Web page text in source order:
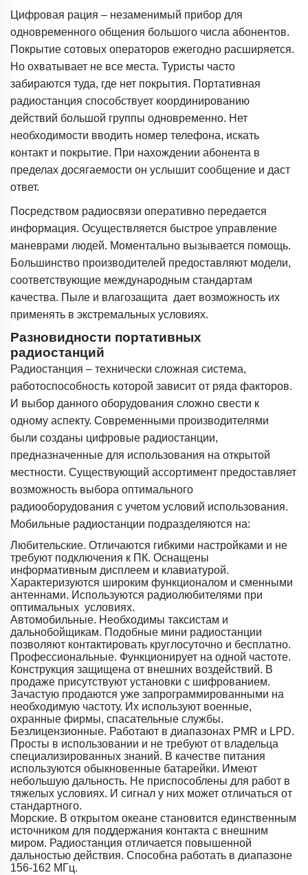
Цифровая рация – незаменимый прибор для
одновременного общения большого числа абонентов.
Покрытие сотовых операторов ежегодно расширяется.
Но охватывает не все места. Туристы часто
забираются туда, где нет покрытия. Портативная
радиостанция способствует координированию
действий большой группы одновременно. Нет
необходимости вводить номер телефона, искать
контакт и покрытие. При нахождении абонента в
пределах досягаемости он услышит сообщение и даст
ответ.
Посредством радиосвязи оперативно передается
информация. Осуществляется быстрое управление
маневрами людей. Моментально вызывается помощь.
Большинство производителей предоставляют модели,
соответствующие международным стандартам
качества. Пыле и влагозащита дает возможность их
применять в экстремальных условиях.
Разновидности портативных
радиостанций
Радиостанция – технически сложная система,
работоспособность которой зависит от ряда факторов.
И выбор данного оборудования сложно свести к
одному аспекту. Современными производителями
были созданы цифровые радиостанции,
предназначенные для использования на открытой
местности. Существующий ассортимент предоставляет
возможность выбора оптимального
радиооборудования с учетом условий использования.
Мобильные радиостанции подразделяются на:
Любительские. Отличаются гибкими настройками и не
требуют подключения к ПК. Оснащены
информативным дисплеем и клавиатурой.
Характеризуются широким функционалом и сменными
антеннами. Используются радиолюбителями при
оптимальных условиях.
Автомобильные. Необходимы таксистам и
дальнобойщикам. Подобные мини радиостанции
позволяют контактировать круглосуточно и бесплатно.
Профессиональные. Функционирует на одной частоте.
Конструкция защищена от внешних воздействий. В
продаже присутствуют установки с шифрованием.
Зачастую продаются уже запрограммированными на
необходимую частоту. Их используют военные,
охранные фирмы, спасательные службы.
Безлицензионные. Работают в диапазонах PMR и LPD.
Просты в использовании и не требуют от владельца
специализированных знаний. В качестве питания
используются обыкновенные батарейки. Имеют
небольшую дальность. Не приспособлены для работ в
тяжелых условиях. И сигнал у них может отличаться от
стандартного.
Морские. В открытом океане становится единственным
источником для поддержания контакта с внешним
миром. Радиостанция отличается повышенной
дальностью действия. Способна работать в диапазоне
156-162 МГц.